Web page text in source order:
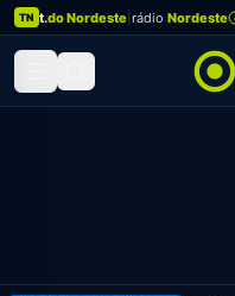
TN t.do Nordeste rádio Nordeste